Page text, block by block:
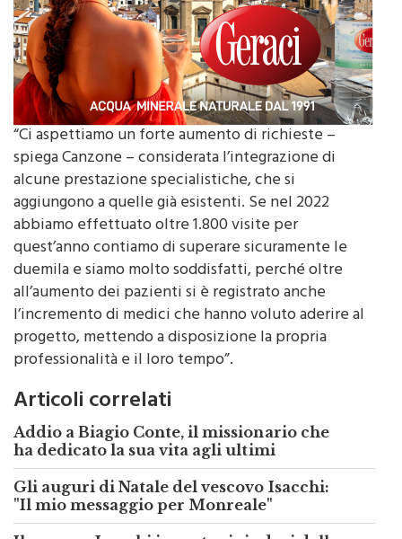
“Ci aspettiamo un forte aumento di richieste –
spiega Canzone – considerata l’integrazione di
alcune prestazione specialistiche, che si
aggiungono a quelle già esistenti. Se nel 2022
abbiamo effettuato oltre 1.800 visite per
quest’anno contiamo di superare sicuramente le
duemila e siamo molto soddisfatti, perché oltre
all’aumento dei pazienti si è registrato anche
l’incremento di medici che hanno voluto aderire al
progetto, mettendo a disposizione la propria
professionalità e il loro tempo”.
Articoli correlati
Addio a Biagio Conte, il missionario che
ha dedicato la sua vita agli ultimi
Gli auguri di Natale del vescovo Isacchi:
"Il mio messaggio per Monreale"